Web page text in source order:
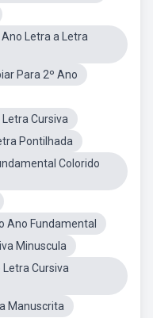
Letra a Letra
Para 2º Ano
Cursiva
Pontilhada
Colorido
Ano Fundamental
Minuscula
Cursiva
Manuscrita